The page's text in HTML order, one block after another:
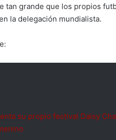
tan grande que los propios
la delegación mundialista.
su propio festival Daisy